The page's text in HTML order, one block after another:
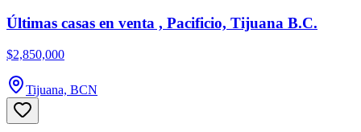
Últimas casas en venta , Pacificio, Tijuana B.C.
$2,850,000
Tijuana, BCN